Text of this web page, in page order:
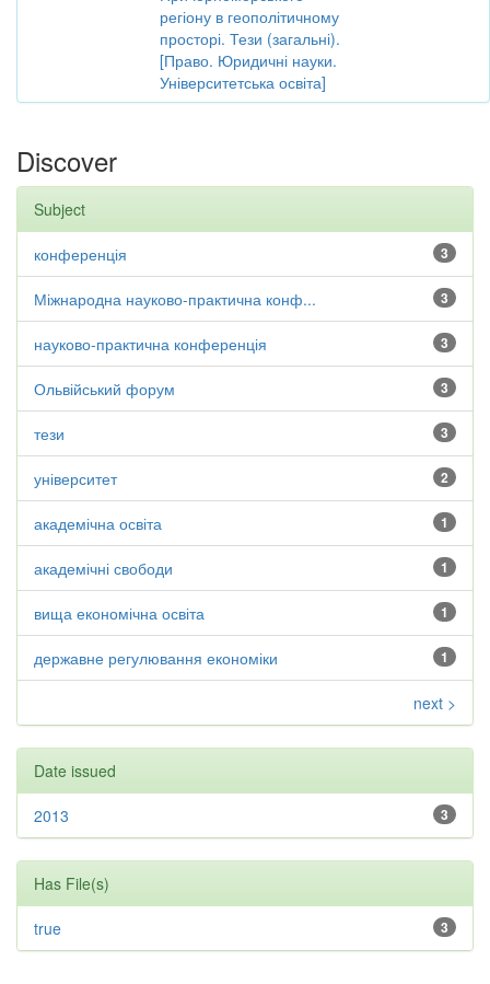
регіону в геополітичному
просторі. Тези (загальні).
[Право. Юридичні науки.
Університетська освіта]
Discover
Subject
3
конференція
3
Міжнародна науково-практична конф...
3
науково-практична конференція
3
Ольвійський форум
3
тези
2
університет
1
академічна освіта
1
академічні свободи
1
вища економічна освіта
1
державне регулювання економіки
next >
Date issued
3
2013
Has File(s)
3
true